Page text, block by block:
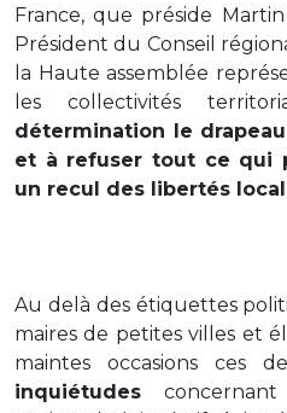
France, que préside
Président du Conseil
la Haute assemblée
les collectivités
détermination le
et à refuser tout ce qui
un recul des libertés
Au delà des étiquettes
maires de petites villes et
maintes occasions ces
inquiétudes